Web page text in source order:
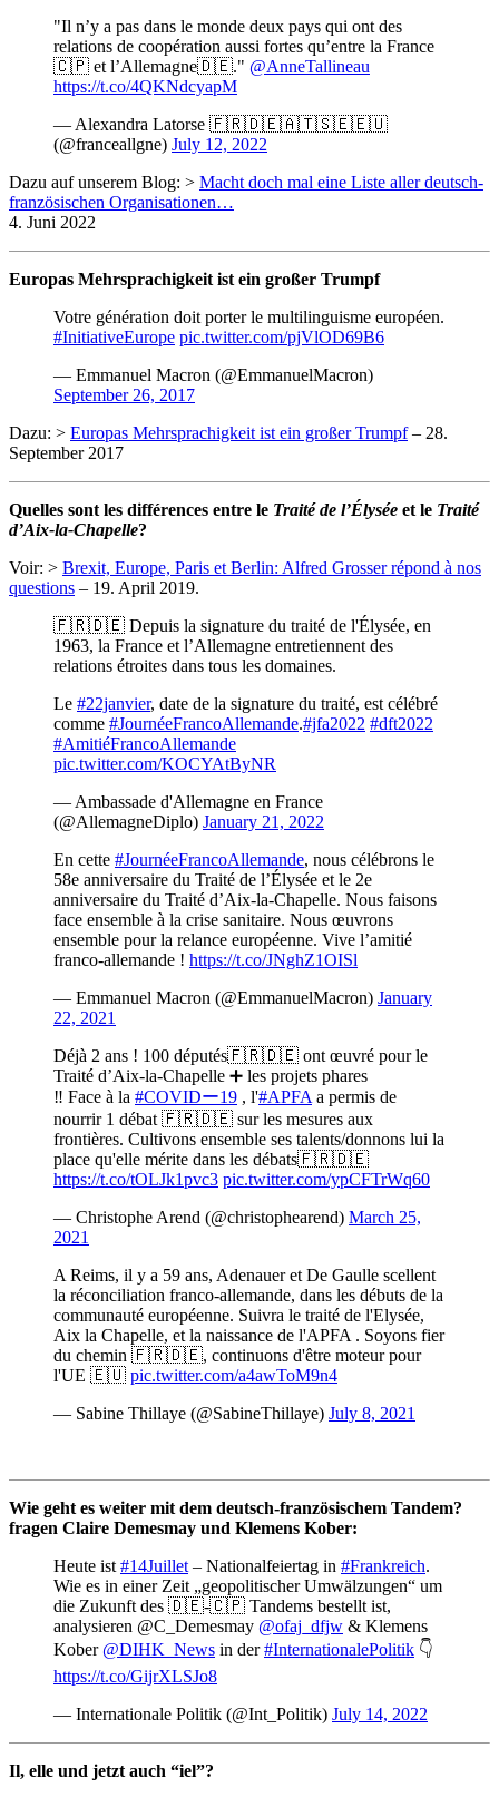
"Il n’y a pas dans le monde deux pays qui ont des
relations de coopération aussi fortes qu’entre la France
🇨🇵 et l’Allemagne🇩🇪." @AnneTallineau
https://t.co/4QKNdcyapM
— Alexandra Latorse 🇫🇷🇩🇪🇦🇹🇸🇪🇪🇺
(@franceallgne) July 12, 2022
Dazu auf unserem Blog: > Macht doch mal eine Liste aller deutsch-
französischen Organisationen…
4. Juni 2022
Europas Mehrsprachigkeit ist ein großer Trumpf
Votre génération doit porter le multilinguisme européen.
#InitiativeEurope pic.twitter.com/pjVlOD69B6
— Emmanuel Macron (@EmmanuelMacron)
September 26, 2017
Dazu: > Europas Mehrsprachigkeit ist ein großer Trumpf– 28.
September 2017
Quelles sont les différences entre le Traité de l’Élysée et le Traité
d’Aix-la-Chapelle?
Voir: > Brexit, Europe, Paris et Berlin: Alfred Grosser répond à nos
questions – 19. April 2019.
🇫🇷🇩🇪 Depuis la signature du traité de l'Élysée, en
1963, la France et l’Allemagne entretiennent des
relations étroites dans tous les domaines.
Le #22janvier, date de la signature du traité, est célébré
comme #JournéeFrancoAllemande.#jfa2022 #dft2022
#AmitiéFrancoAllemande
pic.twitter.com/KOCYAtByNR
— Ambassade d'Allemagne en France
(@AllemagneDiplo) January 21, 2022
En cette #JournéeFrancoAllemande, nous célébrons le
58e anniversaire du Traité de l’Élysée et le 2e
anniversaire du Traité d’Aix-la-Chapelle. Nous faisons
face ensemble à la crise sanitaire. Nous œuvrons
ensemble pour la relance européenne. Vive l’amitié
franco-allemande ! https://t.co/JNghZ1OISl
— Emmanuel Macron (@EmmanuelMacron) January
22, 2021
Déjà 2 ans ! 100 députés🇫🇷🇩🇪 ont œuvré pour le
Traité d’Aix-la-Chapelle ➕ les projets phares
‼️ Face à la #COVIDー19 , l'#APFA a permis de
nourrir 1 débat 🇫🇷🇩🇪 sur les mesures aux
frontières. Cultivons ensemble ses talents/donnons lui la
place qu'elle mérite dans les débats🇫🇷🇩🇪
https://t.co/tOLJk1pvc3 pic.twitter.com/ypCFTrWq60
— Christophe Arend (@christophearend) March 25,
2021
A Reims, il y a 59 ans, Adenauer et De Gaulle scellent
la réconciliation franco-allemande, dans les débuts de la
communauté européenne. Suivra le traité de l'Elysée,
Aix la Chapelle, et la naissance de l'APFA . Soyons fier
du chemin 🇫🇷🇩🇪, continuons d'être moteur pour
l'UE 🇪🇺 pic.twitter.com/a4awToM9n4
— Sabine Thillaye (@SabineThillaye) July 8, 2021
Wie geht es weiter mit dem deutsch-französischem Tandem?
fragen Claire Demesmay und Klemens Kober:
Heute ist #14Juillet – Nationalfeiertag in #Frankreich.
Wie es in einer Zeit „geopolitischer Umwälzungen“ um
die Zukunft des 🇩🇪-🇨🇵 Tandems bestellt ist,
analysieren @C_Demesmay @ofaj_dfjw & Klemens
Kober @DIHK_News in der#InternationalePolitik 👇
https://t.co/GijrXLSJo8
— Internationale Politik (@Int_Politik) July 14, 2022
Il, elle und jetzt auch “iel”?